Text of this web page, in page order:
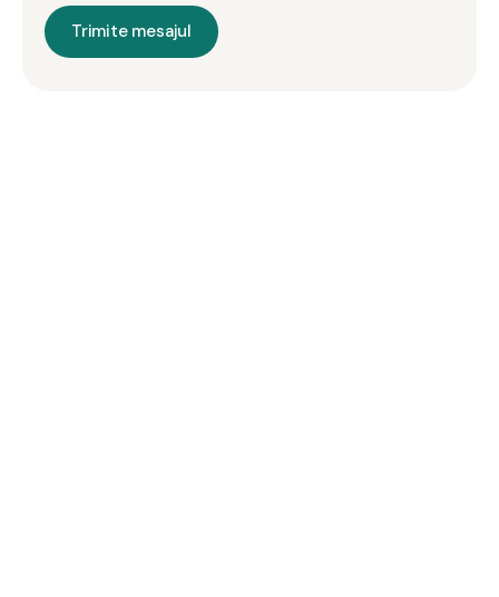
Trimite mesajul